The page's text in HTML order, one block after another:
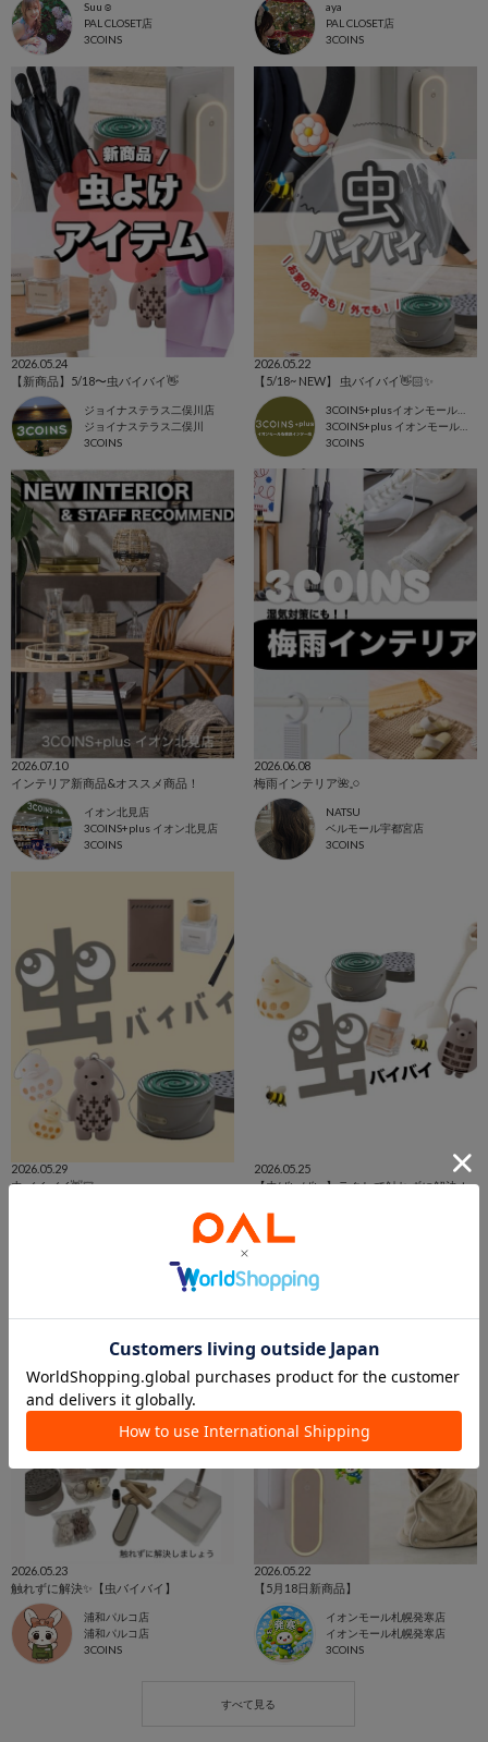
Suu☺︎
PAL CLOSET店
3COINS
aya
PAL CLOSET店
3COINS
2026.05.24
【新商品】5/18〜虫バイバイ👋
ジョイナステラス二俣川店
ジョイナステラス二俣川
3COINS
2026.05.22
【5/18~ NEW】 虫バイバイ👋🏻✨
3COINS
2026.07.10
インテリア新商品&オススメ商品！
イオン北見店
3COINS+plus イオン北見店
3COINS
2026.06.08
梅雨インテリア🌺𓈒𓏸
NATSU
ベルモール宇都宮店
3COINS
2026.05.29
虫バイバイ👋🏻
新さっぽろサンピアザ店
新さっぽろサンピアザ店
2026.05.25
【虫ばいばい】ラクして触れずに解決！
2026.05.23
触れずに解決✨【虫バイバイ】
浦和パルコ店
浦和パルコ店
3COINS
2026.05.22
【5月18日新商品】
イオンモール札幌発寒店
イオンモール札幌発寒店
3COINS